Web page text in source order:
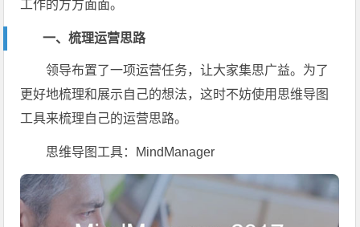
工作的方方面面。
一、梳理运营思路
领导布置了一项运营任务，让大家集思广益。为了
更好地梳理和展示自己的想法，这时不妨使用思维导图
工具来梳理自己的运营思路。
思维导图工具：MindManager